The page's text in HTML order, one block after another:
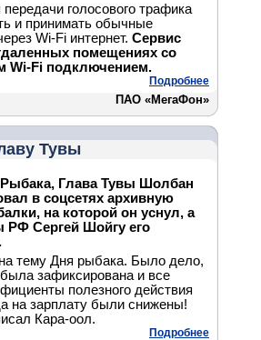
передачи голосового трафика
и принимать обычные
Wi-Fi интернет. Сервис
помещениях со
Wi-Fi подключением.
Подробнее
ПАО «МегаФон»
Тувы
Глава Тувы Шолбан
в соцсетях архивную
на которой он уснул, а
РФ Сергей Шойгу его
тему Дня рыбака. Было дело,
зафиксирована и все
полезного действия
на зарплату были снижены!
Кара-оол.
Подробнее